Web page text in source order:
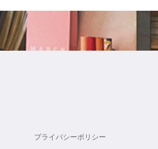
プライバシーポリシー